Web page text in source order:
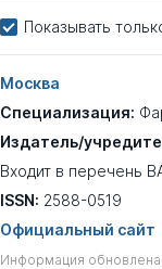
Показывать
Москва
Специализация:
Издатель/
Входит в перечень
ISSN: 2588-0519
Официальный сайт
Информация